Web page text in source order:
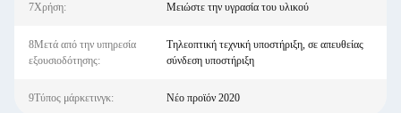
7Χρήση: Μειώστε την υγρασία του υλικού
8Μετά από την υπηρεσία
εξουσιοδότησης:
Τηλεοπτική τεχνική υποστήριξη, σε απευθείας
σύνδεση υποστήριξη
9Τύπος μάρκετινγκ: Νέο προϊόν 2020